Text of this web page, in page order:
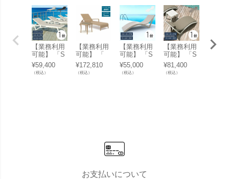
【業務利用
可能】 「S
E PACIFIC
エスイー パ
シフィック
¥59,400
（税込）
【業務利用
可能】 「
人工ラタン
サンラウン
ジャー ＆
¥172,810
（税込）
【業務利用
可能】 「S
E SLIM エ
スイー スリ
ム サンラウ
¥55,000
（税込）
【業務利用
可能】 「S
E SLIM エ
スイー スリ
ム サンラウ
¥81,400
（税込）
【業
お支払いについて